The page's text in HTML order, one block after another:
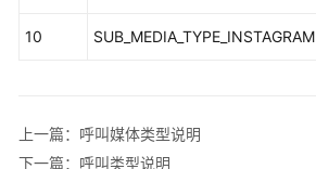
考
鉴
10 SUB_MEDIA_TYPE_INSTAGRAM
上一篇：呼叫媒体类型说明
下一篇：呼叫类型说明